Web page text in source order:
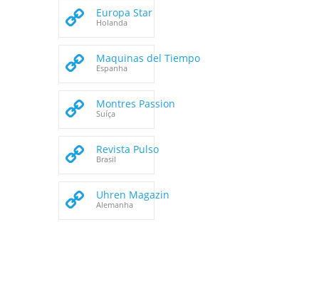
Europa Star
Holanda
Maquinas del Tiempo
Espanha
Montres Passion
Suíça
Revista Pulso
Brasil
Uhren Magazin
Alemanha